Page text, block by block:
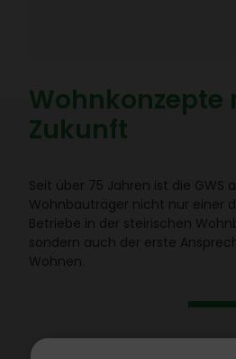
Wohn­kon­zepte
Zukunft
Seit über 75 Jahren ist die GWS
Wohn­bau­träger nicht nur einer
Betriebe in der stei­ri­schen
sondern auch der erste
Wohnen.